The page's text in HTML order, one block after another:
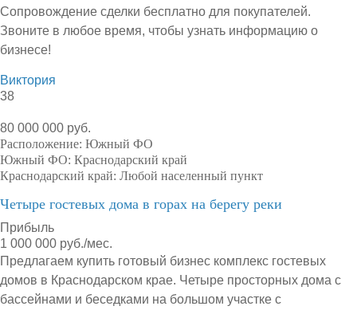
Сопровождение сделки бесплатно для покупателей.
Звоните в любое время, чтобы узнать информацию о
бизнесе!
Виктория
38
80 000 000 руб.
Расположение: Южный ФО
Южный ФО: Краснодарский край
Краснодарский край: Любой населенный пункт
Четыре гостевых дома в горах на берегу реки
Прибыль
1 000 000 руб./мес.
Предлагаем купить готовый бизнес комплекс гостевых
домов в Краснодарском крае. Четыре просторных дома с
бассейнами и беседками на большом участке с